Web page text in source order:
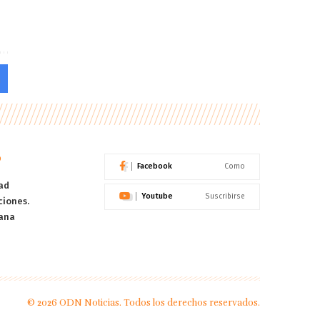
Facebook Como
Youtube Suscribirse
© 2026 ODN Noticias. Todos los derechos reservados.